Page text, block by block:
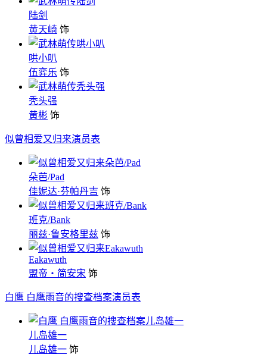
陆剑
黄天崎 饰
哄小叭
伍弈乐 饰
秃头强
黄彬 饰
似曾相爱又归来演员表
朵芭/Pad
佳妮达·芬帕丹吉 饰
班克/Bank
丽兹·鲁安格里兹 饰
Eakawuth
盟帝・简安宋 饰
白鹰 白鹰雨音的搜查档案演员表
儿岛雄一
儿岛雄一 饰